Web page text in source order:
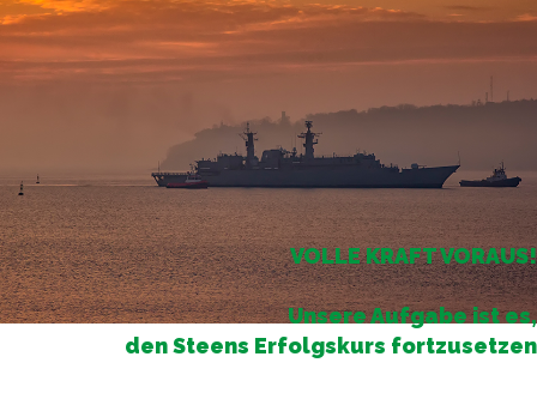
VOLLE KRAFT VORAUS!
Unsere Aufgabe ist es,
den Steens Erfolgskurs fortzusetzen